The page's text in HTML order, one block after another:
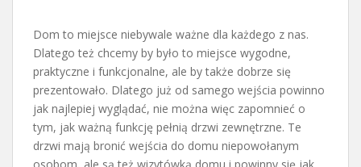
Dom to miejsce niebywale ważne dla każdego z nas.
Dlatego też chcemy by było to miejsce wygodne,
praktyczne i funkcjonalne, ale by także dobrze się
prezentowało. Dlatego już od samego wejścia powinno
jak najlepiej wyglądać, nie można więc zapomnieć o
tym, jak ważną funkcję pełnią drzwi zewnętrzne. Te
drzwi mają bronić wejścia do domu niepowołanym
osobom, ale są też wizytówką domu i powinny się jak